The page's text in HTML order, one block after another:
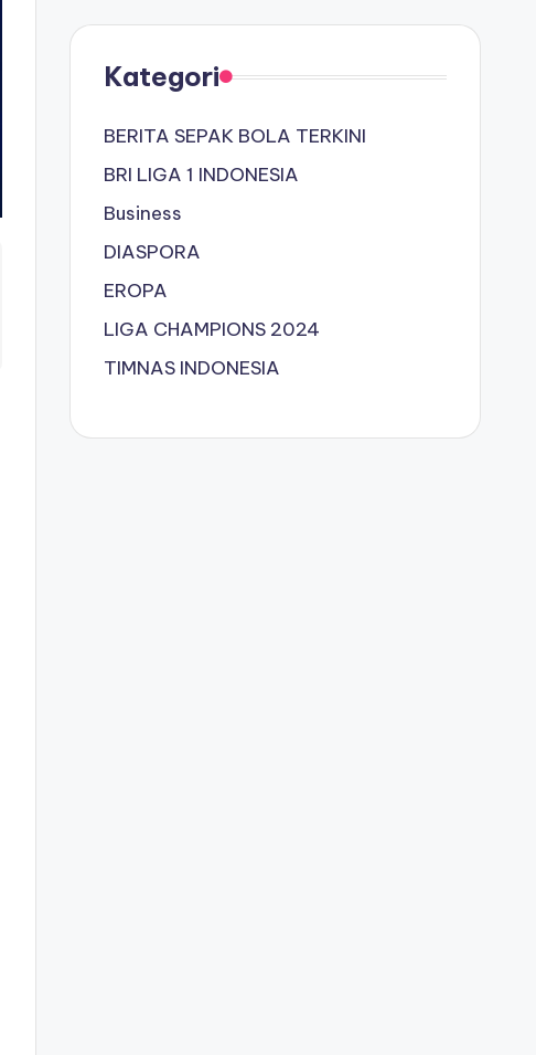
Kategori
BERITA SEPAK BOLA TERKINI
BRI LIGA 1 INDONESIA
Business
DIASPORA
EROPA
LIGA CHAMPIONS 2024
TIMNAS INDONESIA